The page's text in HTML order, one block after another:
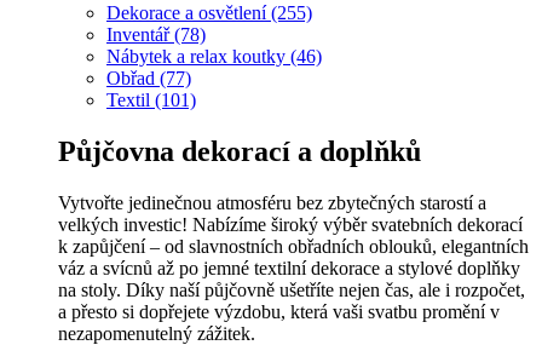
Dekorace a osvětlení (255)
Inventář (78)
Nábytek a relax koutky (46)
Obřad (77)
Textil (101)
Půjčovna dekorací a doplňků
Vytvořte jedinečnou atmosféru bez zbytečných starostí a
velkých investic! Nabízíme široký výběr svatebních dekorací
k zapůjčení – od slavnostních obřadních oblouků, elegantních
váz a svícnů až po jemné textilní dekorace a stylové doplňky
na stoly. Díky naší půjčovně ušetříte nejen čas, ale i rozpočet,
a přesto si dopřejete výzdobu, která vaši svatbu promění v
nezapomenutelný zážitek.